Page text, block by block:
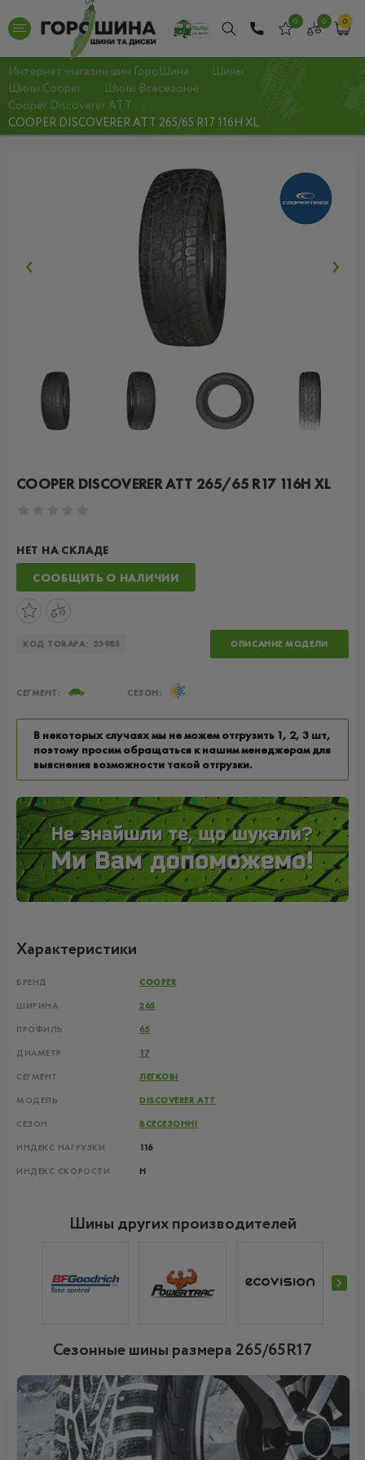
0 0 0
Интернет-магазин шин ГороШина
Шины
Шины Cooper
Шины Всесезонні
Cooper Discoverer ATT
COOPER DISCOVERER ATT 265/65 R17 116H XL
COOPER DISCOVERER ATT 265/65 R17 116H XL
НЕТ НА СКЛАДЕ
СООБЩИТЬ О НАЛИЧИИ
КОД ТОВАРА: 23985 ОПИСАНИЕ МОДЕЛИ
СЕГМЕНТ: СЕЗОН:
В некоторых случаях мы не можем отгрузить 1, 2, 3 шт,
поэтому просим обращаться к нашим менеджерам для
выяснения возможности такой отгрузки.
Характеристики
БРЕНД COOPER
ШИРИНА 265
ПРОФИЛЬ 65
ДИАМЕТР 17
СЕГМЕНТ ЛЕГКОВІ
МОДЕЛЬ DISCOVERER ATT
СЕЗОН ВСЕСЕЗОННІ
ИНДЕКС НАГРУЗКИ 116
ИНДЕКС СКОРОСТИ H
Шины других производителей
Сезонные шины размера 265/65R17